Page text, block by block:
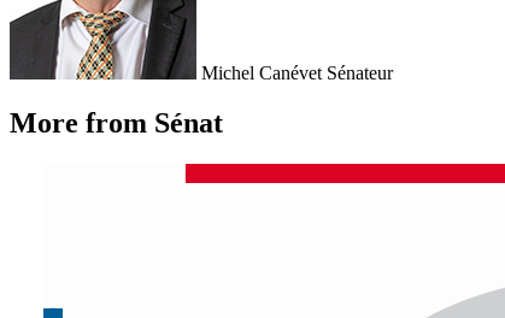
Michel Canévet Sénateur
More from Sénat